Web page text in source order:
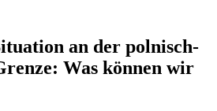
an der polnisch-
Was können wir